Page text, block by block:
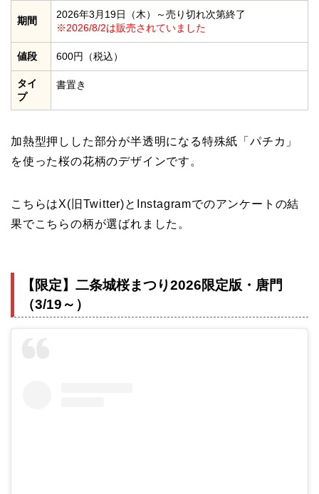
期間
2026年3月19日（木）～売り切れ次第終了
※2026/8/2は販売されていました
値段 600円（税込）
タイ
プ
書置き
加熱型押しした部分が半透明になる特殊紙「パチカ」
を使った桜の花柄のデザインです。
こちらはX(旧Twitter)とInstagramでのアンケートの結
果でこちらの柄が選ばれました。
【限定】二条城桜まつり2026限定版・唐門
（3/19～）